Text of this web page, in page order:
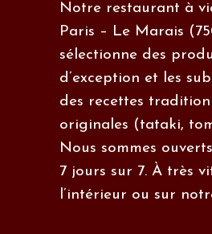
Notre restaurant à
Paris – Le Marais
sélectionne des
d’exception et les
des recettes
originales (tataki,
Nous sommes
7 jours sur 7. À très
l’intérieur ou sur